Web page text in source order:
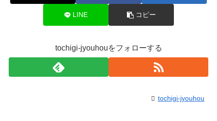
LINE コピー
tochigi-jyouhouをフォローする
tochigi-jyouhou